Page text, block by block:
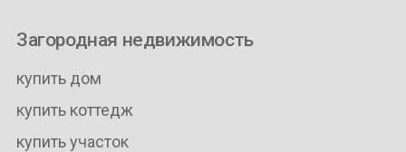
Загородная недвижимость
купить дом
купить коттедж
купить участок